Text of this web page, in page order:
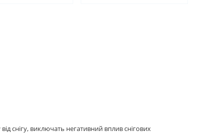
снігу, виключать негативний вплив снігових